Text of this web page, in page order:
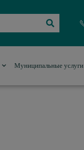
Муниципальные услуги